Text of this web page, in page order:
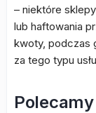
– niektóre
lub haftowania
kwoty, podczas
za tego typu